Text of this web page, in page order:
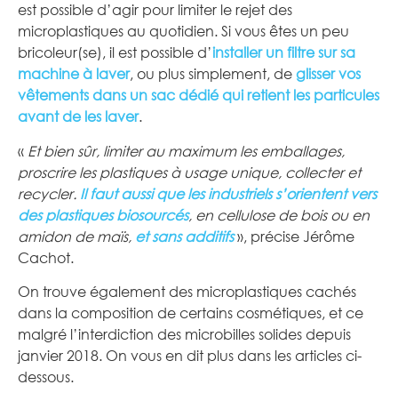
est possible d’agir pour limiter le rejet des
microplastiques au quotidien. Si vous êtes un peu
bricoleur(se), il est possible d’installer un filtre sur sa
machine à laver, ou plus simplement, de glisser vos
vêtements dans un sac dédié qui retient les particules
avant de les laver.
« Et bien sûr, limiter au maximum les emballages,
proscrire les plastiques à usage unique, collecter et
recycler. Il faut aussi que les industriels s’orientent vers
des plastiques biosourcés, en cellulose de bois ou en
amidon de maïs, et sans additifs», précise Jérôme
Cachot.
On trouve également des microplastiques cachés
dans la composition de certains cosmétiques, et ce
malgré l’interdiction des microbilles solides depuis
janvier 2018. On vous en dit plus dans les articles ci-
dessous.